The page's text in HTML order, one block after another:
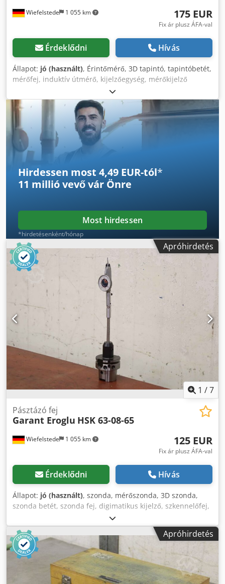
Wiefelstede 1 055 km 175 EUR
Fix ár plusz ÁFA-val
Érdeklődni Hívás
Állapot: jó (használt), Érintőmérő, 3D tapintó, tapintóbetét,
mérőfej, induktív útmérő, kijelzőegység, mérőkijelző
Dcsdpjzh Ez Hofx Abuek - Gyártó: Mahr Feinprüf, Millitron
kijelzőegység - Típus: 1222 - Mennyiség: 1 db érintőmérő
elérhető - Méret: 200/150/M260 mm - Tömeg: 3,5 kg
Hirdessen most 4,49 EUR-tól*
11 millió vevővár Önre
Most hirdessen
*hirdetésenként/hónap
Apróhirdetés
1 /7
Wiefelstede 1 055 km
Pásztázó fej
Garant Eroglu HSK 63-08-65
125 EUR
Fix ár plusz ÁFA-val
Érdeklődni Hívás
Állapot: jó (használt), szonda, mérőszonda, 3D szonda,
szonda betét, szonda fej, digimatikus kijelző, szkennelőfej,
mérőfej, mérőfej, univerzális 3D szonda Dsdpfxstu Rktj
Abuock -Gyártó: Garant Eroglu, Szkennerfej -Beszerelés:
Eroglu HSK 63-08-65 -Lolvasási pontosság: 0,01 mm -Méret:
Ø 63 x 310 mm -Súly: 0,9 kg
Apróhirdetés